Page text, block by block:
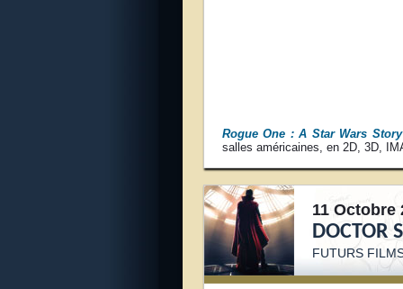
Rogue One : A Star Wars Story
salles américaines, en 2D, 3D,
11 Octobre
DOCTOR
FUTURS